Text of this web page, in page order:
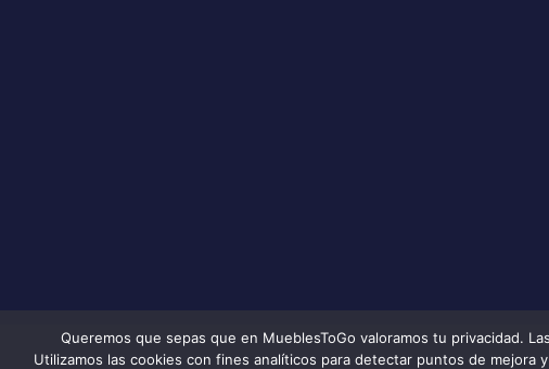
Queremos que sepas que en MueblesToGo valoramos tu privacidad.
Utilizamos las cookies con fines analíticos para detectar puntos de